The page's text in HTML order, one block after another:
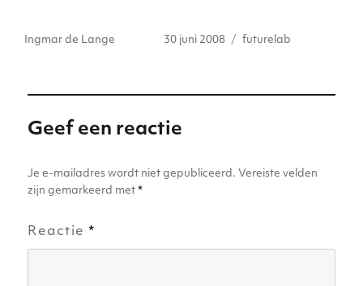
te e
n
p
p
e
o
o
e
g
l
Auteur
Ingmar de Lange
Geplaatst
30 juni 2008 Tags
futurelab
Geef een reactie
Je e-mailadres wordt niet gepubliceerd. Vereiste velden
zijn gemarkeerd met*
Reactie*